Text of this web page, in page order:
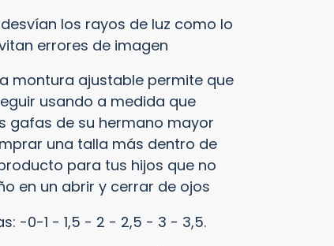
desvían los rayos de luz como lo
errores de imagen
montura ajustable permite que
usando a medida que
gafas de su hermano mayor
una talla más dentro de
para tus hijos que no
en un abrir y cerrar de ojos
-0-1 - 1,5 - 2 - 2,5 - 3 - 3,5.